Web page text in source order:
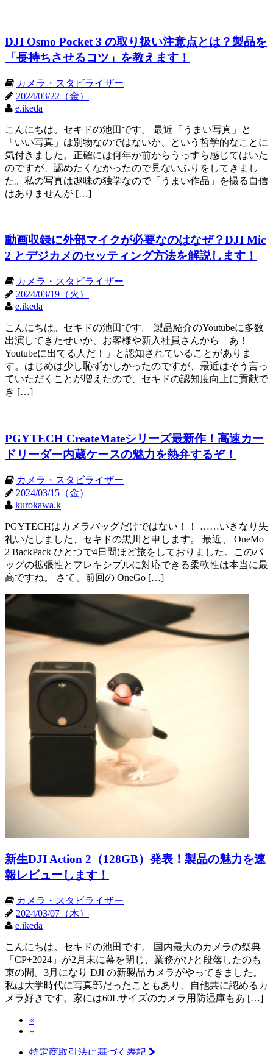
DJI Osmo Pocket 3 の取り扱い注意点とは？製品を
「長持ちさせるコツ」を教えます！
カメラ・スタビライザー
2024/03/22（金）
e.ikeda
こんにちは。セキドの池田です。 最近「うまい写真」と
「いい写真」は別物なのではないか、という哲学的なことに
気付きました。正確には何年か前からうっすら感じてはいた
のですが、認めたくなかったので見ないふりをしてきまし
た。私の写真は趣味の独学なので「うまい作品」を撮る自信
はありませんが […]
動画収録に外部マイクが必要なのはなぜ？DJI Mic
2 とデジカメのセッティング方法を解説します！
カメラ・スタビライザー
2024/03/19（火）
e.ikeda
こんにちは。セキドの池田です。 製品紹介のYoutubeに多数
出演してきたせいか、お客様や新入社員さんから「あ！
Youtubeに出てる人だ！」と認知されていることがありま
す。はじめは少し恥ずかしかったのですが、最近はそう言っ
ていただくことが増えたので、セキドの認知度向上に貢献で
き […]
PGYTECH CreateMateシリーズ最新作！高速カー
ドリーダー内蔵ケースの魅力を熱弁するぞ！
カメラ・スタビライザー
2024/03/15（金）
kurokawa.k
PGYTECHはカメラバッグだけではない！！ ……いきなり失
礼いたしました、セキドの黒川と申します。 最近、 OneMo
2 BackPack ひとつで4日間ほど旅をしておりました。このバ
ッグの拡張性とフレキシブルに対応できる柔軟性は本当に最
高ですね。 さて、前回の OneGo […]
新生DJI Action 2（128GB）発表！製品の魅力を速
報レビューします！
カメラ・スタビライザー
2024/03/07（木）
e.ikeda
こんにちは。セキドの池田です。 国内最大のカメラの祭典
「CP+2024」が2月末に幕を閉じ、業務がひと段落したのも
束の間。3月になり DJI の新製品カメラがやってきました。
私は大学時代に写真部だったこともあり、自他共に認めるカ
メラ好きです。家には60Lサイズのカメラ用防湿庫もあ […]
«
»
特定商取引法に基づく表記